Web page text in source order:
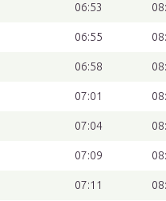
06:53
06:55
06:58
07:01
07:04
07:09
07:11